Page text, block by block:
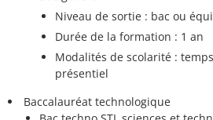
Niveau de sortie : bac ou
Durée de la formation : 1 an
Modalités de scolarité :
présentiel
Baccalauréat technologique